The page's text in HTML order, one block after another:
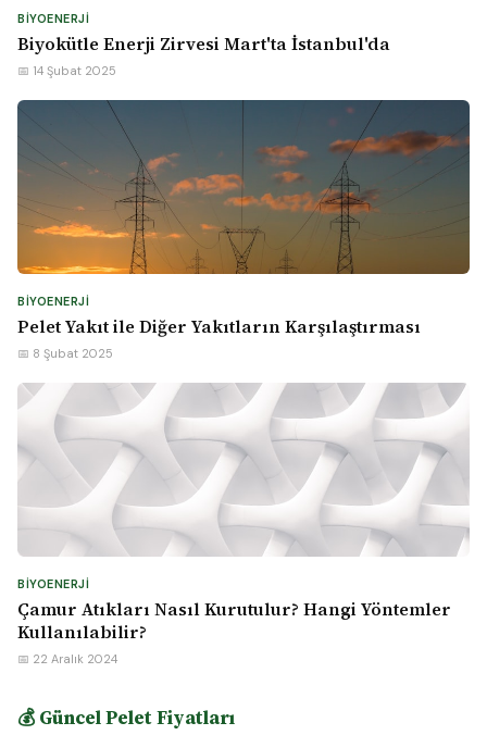
BIYOENERJI
Biyokütle Enerji Zirvesi Mart'ta İstanbul'da
📅 14 Şubat 2025
BIYOENERJI
Pelet Yakıt ile Diğer Yakıtların Karşılaştırması
📅 8 Şubat 2025
BIYOENERJI
Çamur Atıkları Nasıl Kurutulur? Hangi Yöntemler
Kullanılabilir?
📅 22 Aralık 2024
💰 Güncel Pelet Fiyatları